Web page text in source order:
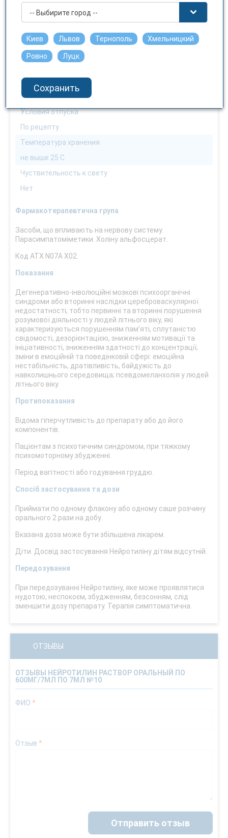
С осторожностью
Можно водителям
Можно
Способ применения
Взаимодействие с пищей
Не имеет значения
Условия отпуска
По рецепту
Температура хранения
не выше 25 С
Чуствительность к свету
Нет
Фармакотерапевтична група
Засоби, що впливають на нервову систему.
Парасимпатоміметики. Холіну альфосцерат.
Код АТХ N07A X02.
Показання
Дегенеративно-інволюційні мозкові психоорганічні
синдроми або вторинні наслідки цереброваскулярної
недостатності, тобто первинні та вторинні порушення
розумової діяльності у людей літнього віку, які
характеризуються порушенням пам’яті, сплутаністю
свідомості, дезорієнтацією, зниженням мотивації та
ініціативності, зниженням здатності до концентрації;
зміни в емоційній та поведінковій сфері: емоційна
нестабільність, дратівливість, байдужість до
навколишнього середовища; псевдомеланхолія у людей
літнього віку.
Протипоказання
Відома гіперчутливість до препарату або до його
компонентів.
Пацієнтам з психотичним синдромом, при тяжкому
психомоторному збудженні.
Період вагітності або годування груддю.
Спосіб застосування та дози
Приймати по одному флакону або одному саше розчину
орального 2 рази на добу.
Вказана доза може бути збільшена лікарем.
Діти. Досвід застосування Нейротиліну дітям відсутній.
Передозування
При передозуванні Нейротиліну, яке може проявлятися
нудотою, неспокоєм, збудженням, безсонням, слід
зменшити дозу препарату. Терапія симптоматична.
ОТЗЫВЫ
ОТЗЫВЫ НЕЙРОТИЛИН РАСТВОР ОРАЛЬНЫЙ ПО
600МГ/7МЛ ПО 7МЛ №10
ФИО *
Отзыв *
Отправить отзыв
-- Выбирите город --
Киев Львов Тернополь Хмельницкий
Ровно Луцк
Сохранить